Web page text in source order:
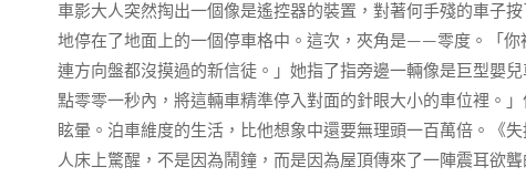
車影大人突然掏出一個像是遙控器的裝置，對著何手殘的車子
地停在了地面上的一個停車格中。這次，夾角是——零度。「你
連方向盤都沒摸過的新信徒。」她指了指旁邊一輛像是巨型嬰
點零零一秒內，將這輛車精準停入對面的針眼大小的車位裡。
眩暈。泊車維度的生活，比他想象中還要無理頭一百萬倍。《
人床上驚醒，不是因為鬧鐘，而是因為屋頂傳來了一陣震耳欲